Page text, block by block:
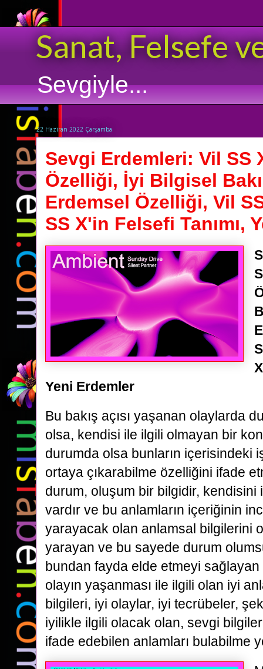
Sanat, Felsefe
Sevgiyle...
22 Haziran 2022 Çarşamba
Sevgi Erdemleri: Vil SS
Özelliği, İyi Bilgisel
Erdemsel Özelliği, Vil
SS X'in Felsefi Tanımı,
Yeni Erdemler
Bu bakış açısı yaşanan olaylarda
olsa, kendisi ile ilgili olmayan bir
durumda olsa bunların içerisindeki
ortaya çıkarabilme özelliğini ifade
durum, oluşum bir bilgidir, kendisini
vardır ve bu anlamların içeriğinin
yarayacak olan anlamsal bilgilerini
yarayan ve bu sayede durum
bundan fayda elde etmeyi sağlayan
olayın yaşanması ile ilgili olan iyi
bilgileri, iyi olaylar, iyi tecrübeler,
iyilikle ilgili olacak olan, sevgi
ifade edebilen anlamları bulabilme